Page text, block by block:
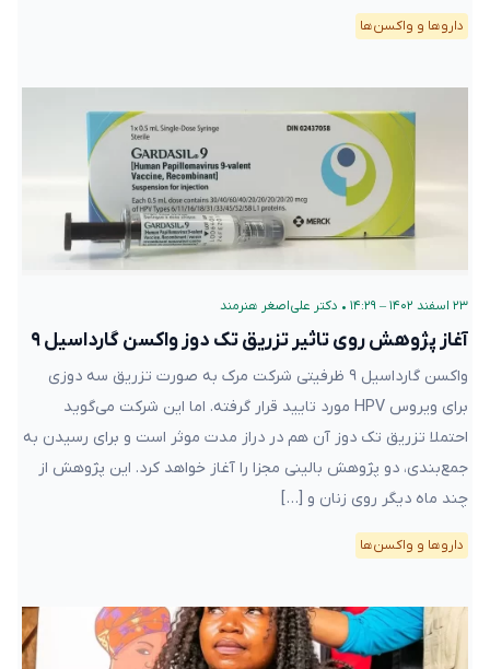
دارو‌ها و واکسن‌ها
۲۳ اسفند ۱۴۰۲ – ۱۴:۲۹ • دکتر علی‌اصغر هنرمند
آغاز پژوهش روی تاثیر تزریق تک دوز واکسن گارداسیل ۹
واکسن گارداسیل ۹ ظرفیتی شرکت مرک به صورت تزریق سه دوزی
برای ویروس HPV مورد تایید قرار گرفته. اما این شرکت می‌گوید
احتملا تزریق تک دوز آن هم در دراز مدت موثر است و برای رسیدن به
جمع‌بندی، دو پژوهش بالینی مجزا را آغاز خواهد کرد. این پژوهش از
چند ماه دیگر روی زنان و […]
دارو‌ها و واکسن‌ها